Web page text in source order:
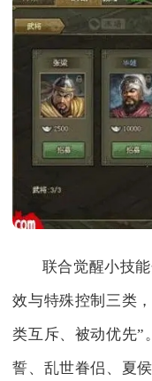
联合觉醒小技
效与特殊控制三类
类互斥、被动优先”
誓、乱世眷侣、夏